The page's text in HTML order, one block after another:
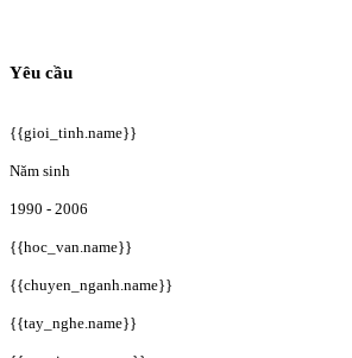
Yêu cầu
{{gioi_tinh.name}}
Năm sinh
1990 - 2006
{{hoc_van.name}}
{{chuyen_nganh.name}}
{{tay_nghe.name}}